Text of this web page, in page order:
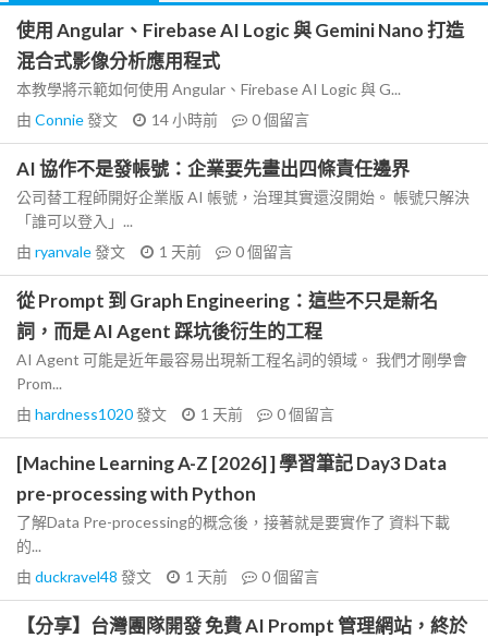
使用 Angular、Firebase AI Logic 與 Gemini Nano 打造
混合式影像分析應用程式
本教學將示範如何使用 Angular、Firebase AI Logic 與 G...
由 Connie發文 14 小時前 0個留言
AI 協作不是發帳號：企業要先畫出四條責任邊界
公司替工程師開好企業版 AI 帳號，治理其實還沒開始。 帳號只解決
「誰可以登入」...
由 ryanvale發文 1 天前 0個留言
從 Prompt 到 Graph Engineering：這些不只是新名
詞，而是 AI Agent 踩坑後衍生的工程
AI Agent 可能是近年最容易出現新工程名詞的領域。 我們才剛學會
Prom...
由 hardness1020發文 1 天前 0個留言
[Machine Learning A-Z [2026] ] 學習筆記 Day3 Data
pre-processing with Python
了解Data Pre-processing的概念後，接著就是要實作了 資料下載
的...
由 duckravel48 發文 1 天前 0個留言
【分享】台灣團隊開發 免費 AI Prompt 管理網站，終於